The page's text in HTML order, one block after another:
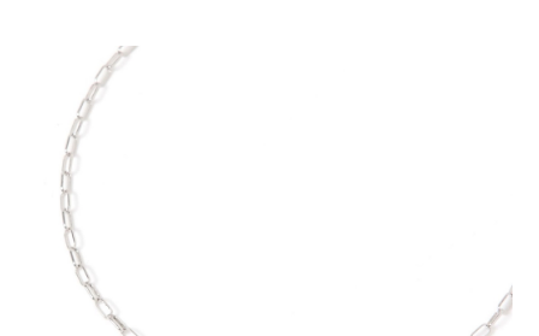
1.分期款項不併入電信帳單，「大哥付你分期」於每月結算日後寄送繳費提
2.透過簡訊連結打開帳單後，可選擇「超商條碼／台灣大直營門市／銀行轉
帳／街口支付／iPASS MONEY」等通路繳費。
【注意事項】
1.本服務係由「台灣大哥大股份有限公司」（以下簡稱本公司）所提供，讓
用戶於交易時，得透過本服務購買商品或服務，並由商店將買賣／分期付款
買賣價金債權讓與本公司後，依約使用本公司帳單繳交帳款。
2.基於同意付款使用「大哥付你分期」之契約關係目的，商店將以您的個人
資料（包含姓名、電話或地址）提供予台灣大哥大進項蒐集、處理及利用，
由本公司與您本人進行分期帳單所需資料之確認、核對及更正。
3.完整用戶服務條款，請詳閱以下連結：
【「AFTEE先享後付」結帳流程】
１．於結帳方式選擇「AFTEE先享後付」後，將跳轉至「AFTEE先享後付」
結帳頁面，進行簡訊認證並確認金額後，即可完成結帳。
２．訂單成立數日內，您將收到繳費通知簡訊。
３．收到繳費通知簡訊後14天內，點擊此簡訊中的連結，可透過四大超商／
ATM／網路銀行／等多元方式進行付款，方視為交易完成。
※ 請注意：結帳手續完成當下不需立刻繳費，但若您需要取消訂單，請聯絡
購買商品的店家。未經商家同意取消之訂單仍視為有效，需透過AFTEE先享
後付繳納相關費用。
※ 交易是否成功請以「AFTEE先享後付 」之結帳頁面顯示為準，若有關於
是否繳費成功／繳費後需取消欲退款等相關疑問，請聯繫「AFTEE先享後付
客戶支援中心」
付款後 全家取貨
每筆NT$80，滿NT$888(含以上)免運費
7-11 取貨付款
每筆NT$80，滿NT$1,500(含以上)免運費
付款後 7-11取貨
每筆NT$80，滿NT$1,500(含以上)免運費
每筆NT$80，滿NT$1,500(含以上)免運費